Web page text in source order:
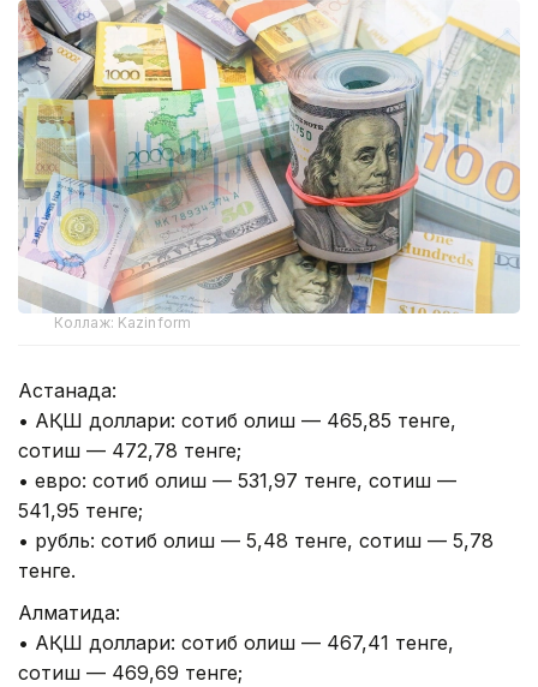
Коллаж: Kazinform
Астанада:
• АҚШ доллари: сотиб олиш — 465,85 тенге,
сотиш — 472,78 тенге;
• евро: сотиб олиш — 531,97 тенге, сотиш —
541,95 тенге;
• рубль: сотиб олиш — 5,48 тенге, сотиш — 5,78
тенге.
Алматида:
• АҚШ доллари: сотиб олиш — 467,41 тенге,
сотиш — 469,69 тенге;